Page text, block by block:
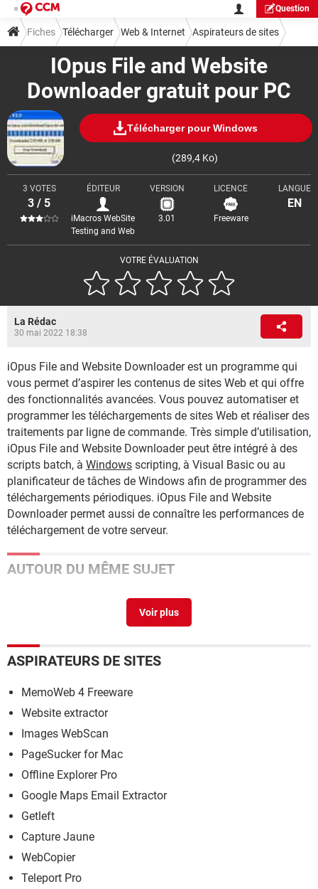
Question
IOpus File and Website
Downloader gratuit pour PC
Télécharger pour Windows
(289,4 Ko)
VOTRE ÉVALUATION
3 VOTES
3 / 5
ÉDITEUR
iMacros WebSite
Testing and Web
VERSION
3.01
LICENCE
Freeware
LANGUE
EN
Fiches Télécharger Web & Internet Aspirateurs de sites
La Rédac
30 mai 2022 18:38
iOpus File and Website Downloader est un programme qui
vous permet d’aspirer les contenus de sites Web et qui offre
des fonctionnalités avancées. Vous pouvez automatiser et
programmer les téléchargements de sites Web et réaliser des
traitements par ligne de commande. Très simple d’utilisation,
iOpus File and Website Downloader peut être intégré à des
scripts batch, à Windows scripting, à Visual Basic ou au
planificateur de tâches de Windows afin de programmer des
téléchargements périodiques. iOpus File and Website
Downloader permet aussi de connaître les performances de
téléchargement de votre serveur.
AUTOUR DU MÊME SUJET
IOpus Internet Macros> Télécharger - Divers Utilitaires
ASPIRATEURS DE SITES
MemoWeb 4 Freeware
Website extractor
Images WebScan
PageSucker for Mac
Offline Explorer Pro
Google Maps Email Extractor
Getleft
Capture Jaune
WebCopier
Teleport Pro